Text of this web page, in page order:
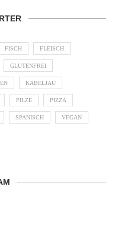
FISCH FLEISCH
GLUTENFREI
KABELJAU
PILZE PIZZA
SPANISCH VEGAN